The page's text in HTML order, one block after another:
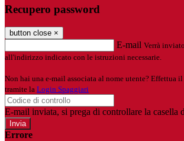
Recupero password
button close ×
E-mail Verrà
all'indirizzo indicato con le istruzioni necessarie.
Non hai una e-mail associata al nome utente? Effettua
tramite la Login Spaggiari
E-mail inviata, si prega di controllare la casella
Errore